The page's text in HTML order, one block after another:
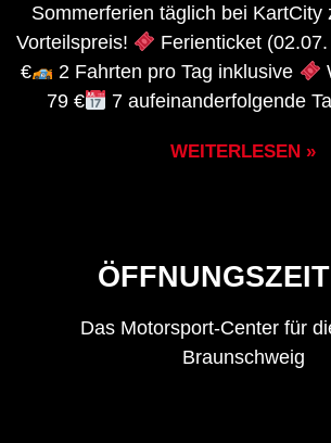
Sommerferien täglich bei KartCity
Vorteilspreis!
Ferienticket
€
2 Fahrten pro Tag inklusive
79 €
7 aufeinanderfolgende
WEITERLESEN »
Das Motorsport-Center für
Braunschweig